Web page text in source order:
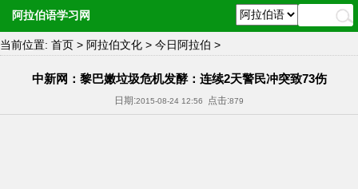
阿拉伯语学习网
当前位置: 首页 > 阿拉伯文化 > 今日阿拉伯 >
中新网：黎巴嫩垃圾危机发酵：连续2天警民冲突致73伤
日期:2015-08-24 12:56 点击:879